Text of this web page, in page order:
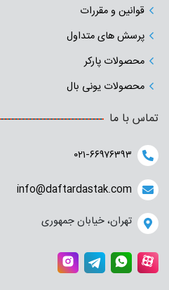
قوانین و مقررات
پرسش های متداول
محصولات پارکر
محصولات یونی بال
تماس با ما
۰۲۱-۶۶۹۷۶۳۹۳
info@daftardastak.com
تهران، خیابان جمهوری